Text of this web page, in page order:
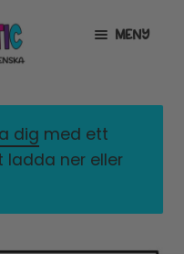
MENY
dig med ett
ladda ner eller